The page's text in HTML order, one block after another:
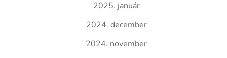
2025. január
2024. december
2024. november